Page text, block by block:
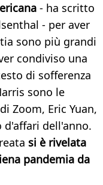
- ha scritto
- per aver
sono più grandi
condiviso una
di sofferenza
sono le
Zoom, Eric Yuan,
dell'anno.
si è rivelata
pandemia da